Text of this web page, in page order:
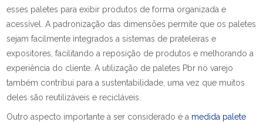
esses paletes para exibir produtos de forma organizada e
acessível. A padronização das dimensões permite que os paletes
sejam facilmente integrados a sistemas de prateleiras e
expositores, facilitando a reposição de produtos e melhorando a
experiência do cliente. A utilização de paletes Pbr no varejo
também contribui para a sustentabilidade, uma vez que muitos
deles são reutilizáveis e recicláveis.
Outro aspecto importante a ser considerado é a medida palete